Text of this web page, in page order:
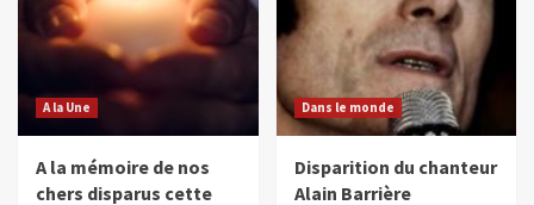
A la Une
A la mémoire de nos
chers disparus cette
Dans le monde
Disparition du chanteur
Alain Barrière